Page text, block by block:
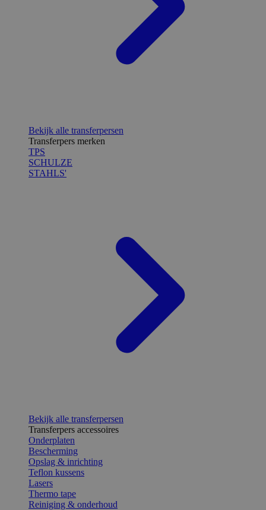
Bekijk alle transferpersen
Transferpers merken
TPS
SCHULZE
STAHLS'
Bekijk alle transferpersen
Transferpers accessoires
Onderplaten
Bescherming
Opslag & inrichting
Teflon kussens
Lasers
Thermo tape
Reiniging & onderhoud